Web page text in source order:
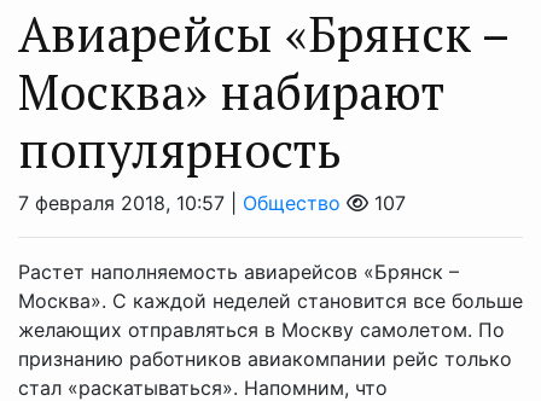
Авиарейсы «Брянск –
Москва» набирают
популярность
7 февраля 2018, 10:57 | Общество 107
Растет наполняемость авиарейсов «Брянск –
Москва». С каждой неделей становится все больше
желающих отправляться в Москву самолетом. По
признанию работников авиакомпании рейс только
стал «раскатываться». Напомним, что